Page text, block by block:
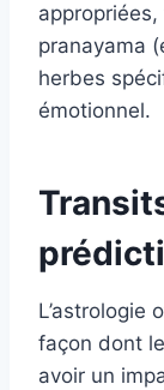
pranayama
herbes
émotionnel.
L’astrologie
façon dont
avoir un